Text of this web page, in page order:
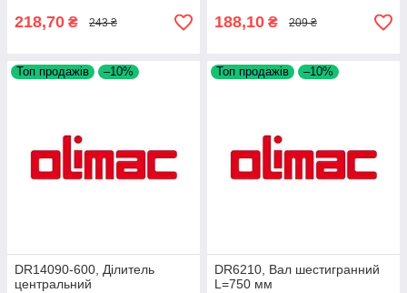
218,70 ₴ 243 ₴ 188,10 ₴ 209 ₴
Топ продажів –10%
DR14090-600, Ділитель
центральний
Топ продажів –10%
DR6210, Вал шестигранний
L=750 мм